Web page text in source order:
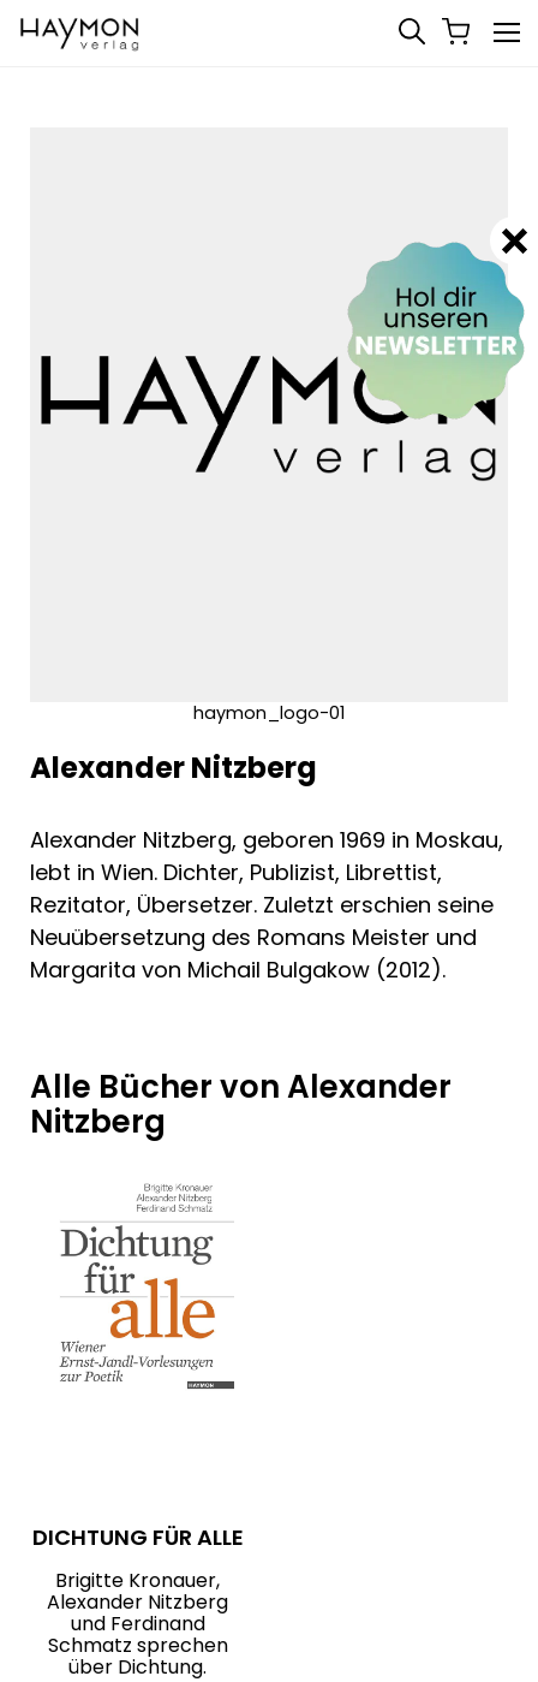
haymon_logo-01
Alexander Nitzberg
Alexander Nitzberg, geboren 1969 in Moskau,
lebt in Wien. Dichter, Publizist, Librettist,
Rezitator, Übersetzer. Zuletzt erschien seine
Neuübersetzung des Romans Meister und
Margarita von Michail Bulgakow (2012).
Alle Bücher von Alexander
Nitzberg
DICHTUNG FÜR ALLE
Brigitte Kronauer,
Alexander Nitzberg
und Ferdinand
Schmatz sprechen
über Dichtung.